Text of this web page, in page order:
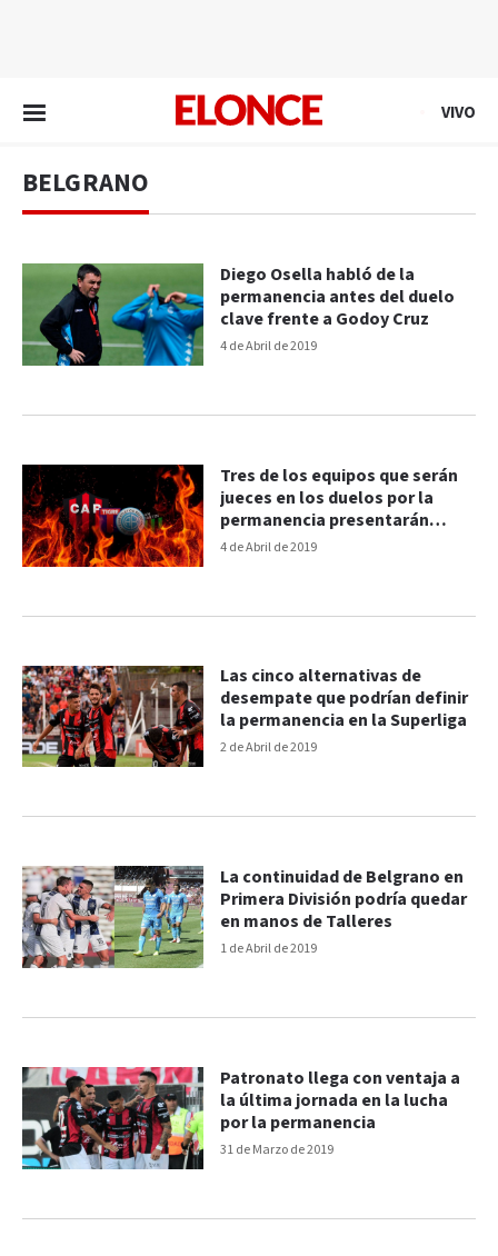
VIVO
BELGRANO
4 de Abril de 2019
Diego Osella habló de la
permanencia antes del duelo
clave frente a Godoy Cruz
4 de Abril de 2019
Tres de los equipos que serán
jueces en los duelos por la
permanencia presentarán
suplentes
2 de Abril de 2019
Las cinco alternativas de
desempate que podrían definir
la permanencia en la Superliga
1 de Abril de 2019
La continuidad de Belgrano en
Primera División podría quedar
en manos de Talleres
31 de Marzo de 2019
Patronato llega con ventaja a
la última jornada en la lucha
por la permanencia